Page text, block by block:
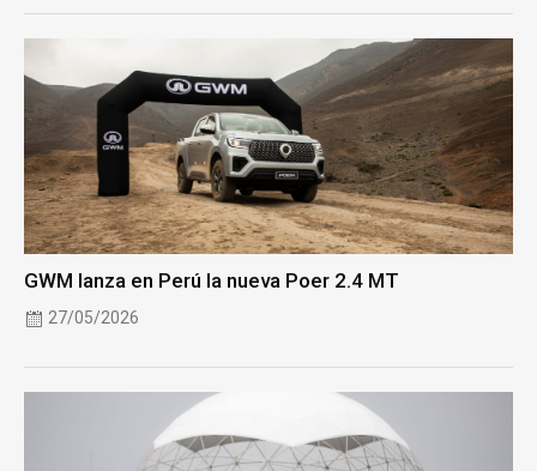
GWM lanza en Perú la nueva Poer 2.4 MT
27/05/2026